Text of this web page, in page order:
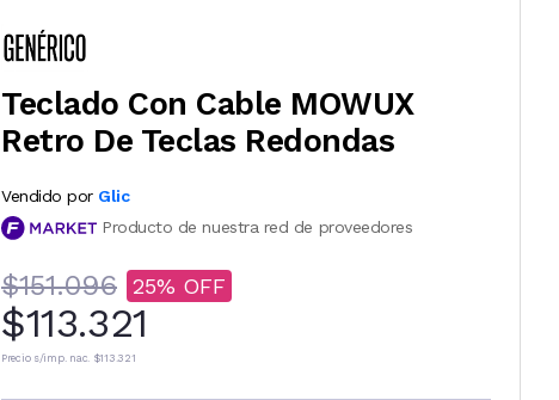
Teclado Con Cable MOWUX
Retro De Teclas Redondas
Vendido por Glic
Producto de nuestra red de proveedores
$151.096 25
$113.321
Precio s/imp. nac. $113.321